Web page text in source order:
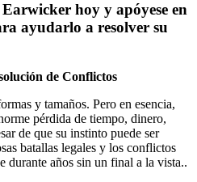
hoy y apóyese en
ayudarlo a resolver su
de Conflictos
y tamaños. Pero en esencia,
pérdida de tiempo, dinero,
de que su instinto puede ser
batallas legales y los conflictos
durante años sin un final a la vista..